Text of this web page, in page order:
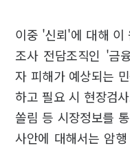
이중 '신뢰'에 대해 이
조사 전담조직인 '금
자 피해가 예상되는
하고 필요 시 현장검
쏠림 등 시장정보를
사안에 대해서는 암